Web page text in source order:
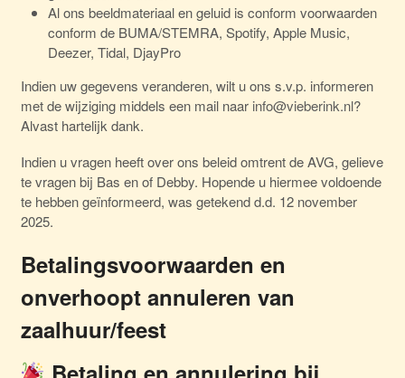
Al ons beeldmateriaal en geluid is conform voorwaarden
conform de BUMA/STEMRA, Spotify, Apple Music,
Deezer, Tidal, DjayPro
Indien uw gegevens veranderen, wilt u ons s.v.p. informeren
met de wijziging middels een mail naar info@vieberink.nl?
Alvast hartelijk dank.
Indien u vragen heeft over ons beleid omtrent de AVG, gelieve
te vragen bij Bas en of Debby. Hopende u hiermee voldoende
te hebben geïnformeerd, was getekend d.d. 12 november
2025.
Betalingsvoorwaarden en
onverhoopt annuleren van
zaalhuur/feest